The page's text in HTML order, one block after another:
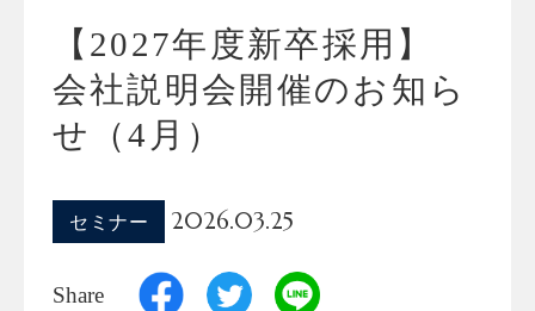
【2027年度新卒採用】
会社説明会開催のお知ら
せ（4月）
セミナー 2026.03.25
Share